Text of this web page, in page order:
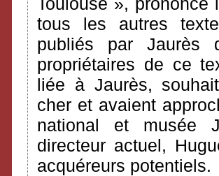
tous les autres
publiés par Jaurès
propriétaires de ce
liée à Jaurès,
cher et avaient
national et musée
directeur actuel,
acquéreurs potentiels.